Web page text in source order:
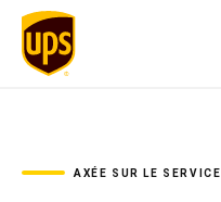
AXÉE SUR LE SERVICE